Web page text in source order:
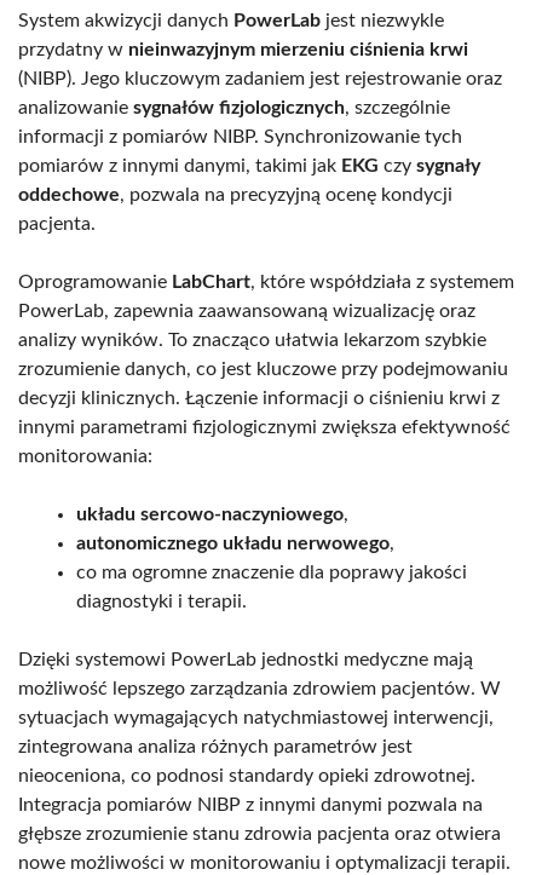
System akwizycji danych PowerLab jest niezwykle
przydatny w nieinwazyjnym mierzeniu ciśnienia krwi
(NIBP). Jego kluczowym zadaniem jest rejestrowanie oraz
analizowanie sygnałów fizjologicznych, szczególnie
informacji z pomiarów NIBP. Synchronizowanie tych
pomiarów z innymi danymi, takimi jak EKG czy sygnały
oddechowe, pozwala na precyzyjną ocenę kondycji
pacjenta.
Oprogramowanie LabChart, które współdziała z systemem
PowerLab, zapewnia zaawansowaną wizualizację oraz
analizy wyników. To znacząco ułatwia lekarzom szybkie
zrozumienie danych, co jest kluczowe przy podejmowaniu
decyzji klinicznych. Łączenie informacji o ciśnieniu krwi z
innymi parametrami fizjologicznymi zwiększa efektywność
monitorowania:
układu sercowo-naczyniowego,
autonomicznego układu nerwowego,
co ma ogromne znaczenie dla poprawy jakości
diagnostyki i terapii.
Dzięki systemowi PowerLab jednostki medyczne mają
możliwość lepszego zarządzania zdrowiem pacjentów. W
sytuacjach wymagających natychmiastowej interwencji,
zintegrowana analiza różnych parametrów jest
nieoceniona, co podnosi standardy opieki zdrowotnej.
Integracja pomiarów NIBP z innymi danymi pozwala na
głębsze zrozumienie stanu zdrowia pacjenta oraz otwiera
nowe możliwości w monitorowaniu i optymalizacji terapii.